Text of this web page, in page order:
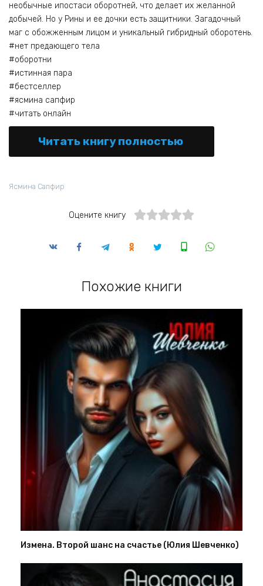
необычные ипостаси оборотней, что делает их желанной
добычей. Но у Рины и ее дочки есть защитники. Загадочный
маг с обожженным лицом и уникальный гибридный оборотень.
#нет предающего тела
#оборотни
#истинная пара
#бестселлер
#ясмина сапфир
#читать онлайн
Читать книгу полностью
Ясмина Сапфир
Оцените книгу
Похожие книги
Измена. Второй шанс на счастье (Юлия Шевченко)